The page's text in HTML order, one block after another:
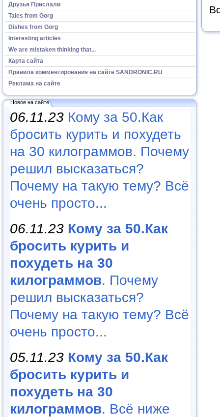
Друзья Прислали
Tales from Gorg
Dishes from Gorg
Interesting articles
We are mistaken thinking that...
Карта сайта
Правила комментирования на сайте SANDRONIC.RU
Реклама на сайте
Новое на сайте
06.11.23 Кому за 50.Как
бросить курить и похудеть
на 30 килограммов. Почему
решил высказаться?
Почему на такую тему? Всё
очень просто...
06.11.23 Кому за 50.Как
бросить курить и
похудеть на 30
килограммов. Почему
решил высказаться?
Почему на такую тему? Всё
очень просто...
05.11.23 Кому за 50.Как
бросить курить и
похудеть на 30
килограммов. Всё ниже